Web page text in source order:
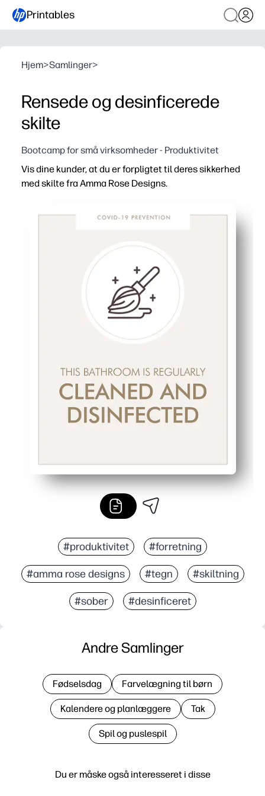
Printables
Hjem>Samlinger>
Rensede og desinficerede
skilte
Bootcamp for små virksomheder - Produktivitet
Vis dine kunder, at du er forpligtet til deres sikkerhed
med skilte fra Amma Rose Designs.
#produktivitet #forretning
#amma rose designs #tegn #skiltning
#sober #desinficeret
Du er måske også interesseret i disse
Andre Samlinger
Fødselsdag Farvelægning til børn
Kalendere og planlæggere Tak
Spil og puslespil